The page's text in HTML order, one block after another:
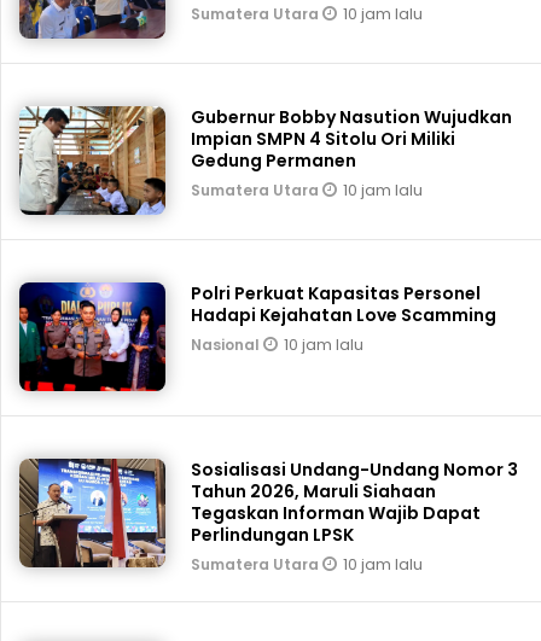
Sumatera Utara 10 jam lalu
Gubernur Bobby Nasution Wujudkan
Impian SMPN 4 Sitolu Ori Miliki
Gedung Permanen
Sumatera Utara 10 jam lalu
Polri Perkuat Kapasitas Personel
Hadapi Kejahatan Love Scamming
Nasional 10 jam lalu
Sosialisasi Undang-Undang Nomor 3
Tahun 2026, Maruli Siahaan
Tegaskan Informan Wajib Dapat
Perlindungan LPSK
Sumatera Utara 10 jam lalu